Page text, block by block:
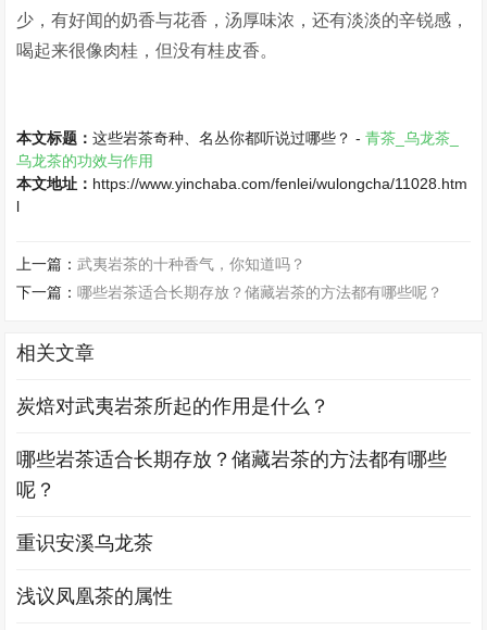
少，有好闻的奶香与花香，汤厚味浓，还有淡淡的辛锐感，
喝起来很像肉桂，但没有桂皮香。
本文标题：这些岩茶奇种、名丛你都听说过哪些？ -青茶_乌龙茶_
乌龙茶的功效与作用
本文地址： https://www.yinchaba.com/fenlei/wulongcha/11028.htm
l
上一篇：武夷岩茶的十种香气，你知道吗？
下一篇：哪些岩茶适合长期存放？储藏岩茶的方法都有哪些呢？
相关文章
炭焙对武夷岩茶所起的作用是什么？
哪些岩茶适合长期存放？储藏岩茶的方法都有哪些
呢？
重识安溪乌龙茶
浅议凤凰茶的属性